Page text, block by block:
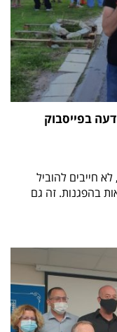
בפייסבוק
חייבים להוביל
בהפגנות. זה גם